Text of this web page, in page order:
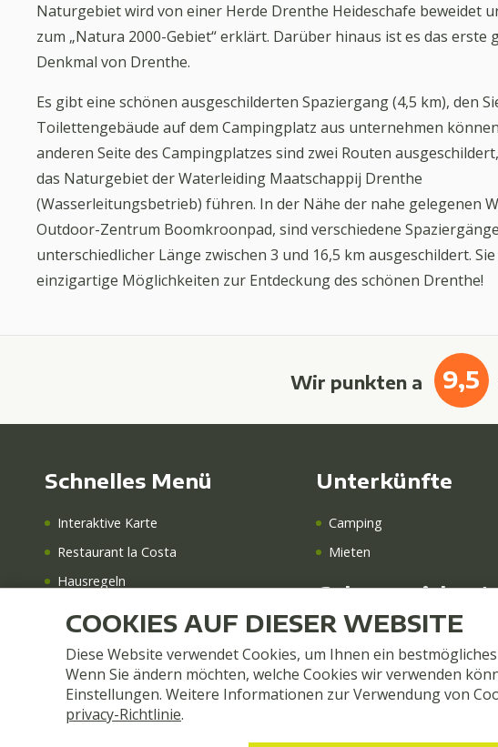
Naturgebiet wird von einer Herde Drenthe Heideschafe beweidet
zum „Natura 2000-Gebiet“ erklärt. Darüber hinaus ist es das erste
Denkmal von Drenthe.
Es gibt eine schönen ausgeschilderten Spaziergang (4,5 km), den
Toilettengebäude auf dem Campingplatz aus unternehmen
anderen Seite des Campingplatzes sind zwei Routen
das Naturgebiet der Waterleiding Maatschappij Drenthe
(Wasserleitungsbetrieb) führen. In der Nähe der nahe gelegenen
Outdoor-Zentrum Boomkroonpad, sind verschiedene
unterschiedlicher Länge zwischen 3 und 16,5 km ausgeschildert.
einzigartige Möglichkeiten zur Entdeckung des schönen Drenthe!
Wir punkten a 9,5
Schnelles Menü
Interaktive Karte
Restaurant la Costa
Hausregeln
Buchen
Unterkünfte
Camping
Mieten
Gekennzeichnet
Übernachtung und Frühstück
Blues Fest Grollo
Kostenloses WLAN
COOKIES AUF DIESER WEBSITE
Diese Website verwendet Cookies, um Ihnen ein
Wenn Sie ändern möchten, welche Cookies wir verwenden
Einstellungen. Weitere Informationen zur Verwendung von
privacy-Richtlinie.